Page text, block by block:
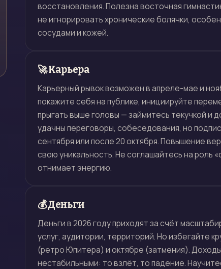
восстановления. Полезна восточная
не игнорировать хронические болячки,
сосудами и кожей.
🚀 Карьера
Карьерный рывок возможен в апреле-мае и
покажите себя на публике, инициируйте
прыгать выше головы — займитесь текучкой и
удачны переговоры, собеседования, но
сентября или после 20 октября. Повышение
свою уникальность. Не соглашайтесь на роль
отнимает энергию.
💰 Деньги
Деньги в 2026 году приходят за счёт
услуг, аудитории, территорий. Но избегайте
(ретро Юпитера) и октябре (затмения).
нестабильными: то взлёт, то падение.